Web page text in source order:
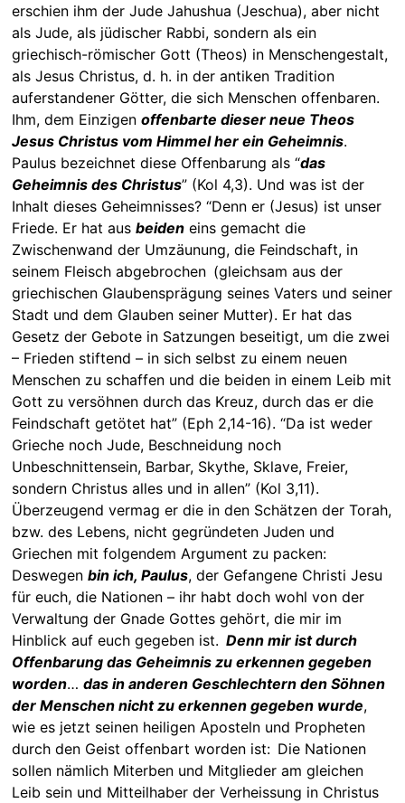
erschien ihm der Jude Jahushua (Jeschua), aber nicht
als Jude, als jüdischer Rabbi, sondern als ein
griechisch-römischer Gott (Theos) in Menschengestalt,
als Jesus Christus, d. h. in der antiken Tradition
auferstandener Götter, die sich Menschen offenbaren.
Ihm, dem Einzigen offenbarte dieser neue Theos
Jesus Christus vom Himmel her ein Geheimnis.
Paulus bezeichnet diese Offenbarung als “das
Geheimnis des Christus” (Kol 4,3). Und was ist der
Inhalt dieses Geheimnisses? “Denn er (Jesus) ist unser
Friede. Er hat aus beideneins gemacht die
Zwischenwand der Umzäunung, die Feindschaft, in
seinem Fleisch abgebrochen (gleichsam aus der
griechischen Glaubensprägung seines Vaters und seiner
Stadt und dem Glauben seiner Mutter). Er hat das
Gesetz der Gebote in Satzungen beseitigt, um die zwei
– Frieden stiftend – in sich selbst zu einem neuen
Menschen zu schaffen und die beiden in einem Leib mit
Gott zu versöhnen durch das Kreuz, durch das er die
Feindschaft getötet hat” (Eph 2,14-16). “Da ist weder
Grieche noch Jude, Beschneidung noch
Unbeschnittensein, Barbar, Skythe, Sklave, Freier,
sondern Christus alles und in allen” (Kol 3,11).
Überzeugend vermag er die in den Schätzen der Torah,
bzw. des Lebens, nicht gegründeten Juden und
Griechen mit folgendem Argument zu packen:
Deswegen bin ich, Paulus, der Gefangene Christi Jesu
für euch, die Nationen – ihr habt doch wohl von der
Verwaltung der Gnade Gottes gehört, die mir im
Hinblick auf euch gegeben ist. Denn mir ist durch
Offenbarung das Geheimnis zu erkennen gegeben
worden… das in anderen Geschlechtern den Söhnen
der Menschen nicht zu erkennen gegeben wurde,
wie es jetzt seinen heiligen Aposteln und Propheten
durch den Geist offenbart worden ist: Die Nationen
sollen nämlich Miterben und Mitglieder am gleichen
Leib sein und Mitteilhaber der Verheissung in Christus